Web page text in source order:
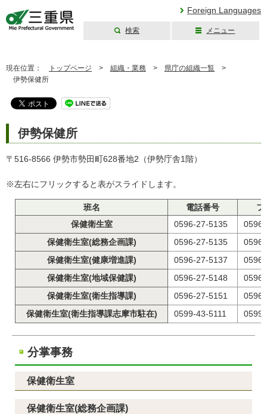
Foreign Languages
検索 メニュー
現在位置： トップページ > 組織・業務 > 県庁の組織一覧 >
伊勢保健所
伊勢保健所
〒516-8566 伊勢市勢田町628番地2（伊勢庁舎1階）
※左右にフリックすると表がスライドします。
班名 電話番号
フ
保健衛生室
0596-27-5135
保健衛生室(総務企画課)
0596-27-5135
保健衛生室(健康増進課)
0596-27-5137
保健衛生室(地域保健課)
0596-27-5148
保健衛生室(衛生指導課)
0596-27-5151
保健衛生室(衛生指導課志摩市駐在)
0599-43-5111
分掌事務
保健衛生室
保健衛生室(総務企画課)